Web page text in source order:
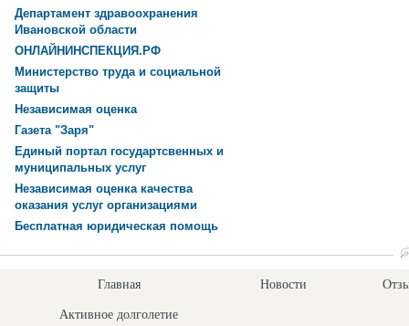
Департамент здравоохранения
Ивановской области
ОНЛАЙНИНСПЕКЦИЯ.РФ
Министерство труда и социальной
защиты
Независимая оценка
Газета "Заря"
Единый портал государтсвенных и
муниципальных услуг
Независимая оценка качества
оказания услуг организациями
Бесплатная юридическая помощь
Главная Новости
Активное долголетие